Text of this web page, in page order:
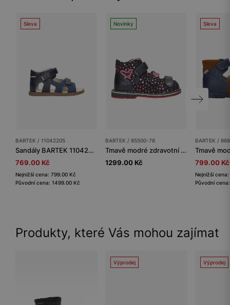
Sleva
BARTEK / 11042205
Sandály BARTEK 11042205, pro chlapce, tmavě modré
769.00 Kč
Nejnižší cena: 799.00 Kč
Původní cena: 1499.00 Kč
Novinky
BARTEK / 85500-76
Tmavě modré zdravotní sandály s lesklými srdíčky, podpatek Thomas BARTEK 85500-76
1299.00 Kč
Sleva
BARTEK /
799.00 Kč
Nejnižší
Původní
Produkty, které Vás mohou zajímat
Výprodej Výprodej